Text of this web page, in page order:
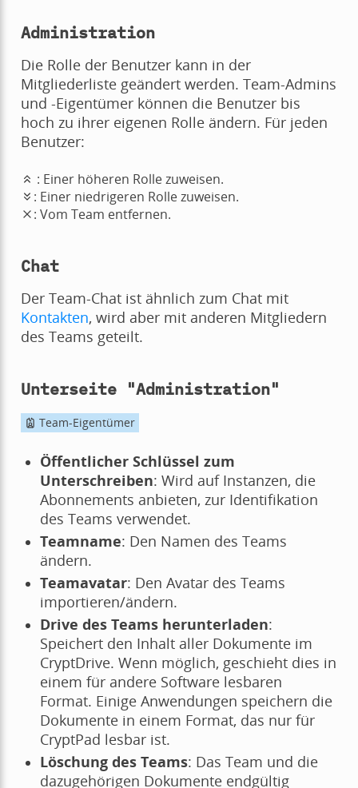
Administration
Die Rolle der Benutzer kann in der
Mitgliederliste geändert werden. Team-Admins
und -Eigentümer können die Benutzer bis
hoch zu ihrer eigenen Rolle ändern. Für jeden
Benutzer:
: Einer höheren Rolle zuweisen.
: Einer niedrigeren Rolle zuweisen.
: Vom Team entfernen.
Chat
Der Team-Chat ist ähnlich zum Chat mit
Kontakten, wird aber mit anderen Mitgliedern
des Teams geteilt.
Unterseite "Administration"
Team-Eigentümer
Öffentlicher Schlüssel zum
Unterschreiben: Wird auf Instanzen, die
Abonnements anbieten, zur Identifikation
des Teams verwendet.
Teamname: Den Namen des Teams
ändern.
Teamavatar: Den Avatar des Teams
importieren/ändern.
Drive des Teams herunterladen:
Speichert den Inhalt aller Dokumente im
CryptDrive. Wenn möglich, geschieht dies in
einem für andere Software lesbaren
Format. Einige Anwendungen speichern die
Dokumente in einem Format, das nur für
CryptPad lesbar ist.
Löschung des Teams: Das Team und die
dazugehörigen Dokumente endgültig